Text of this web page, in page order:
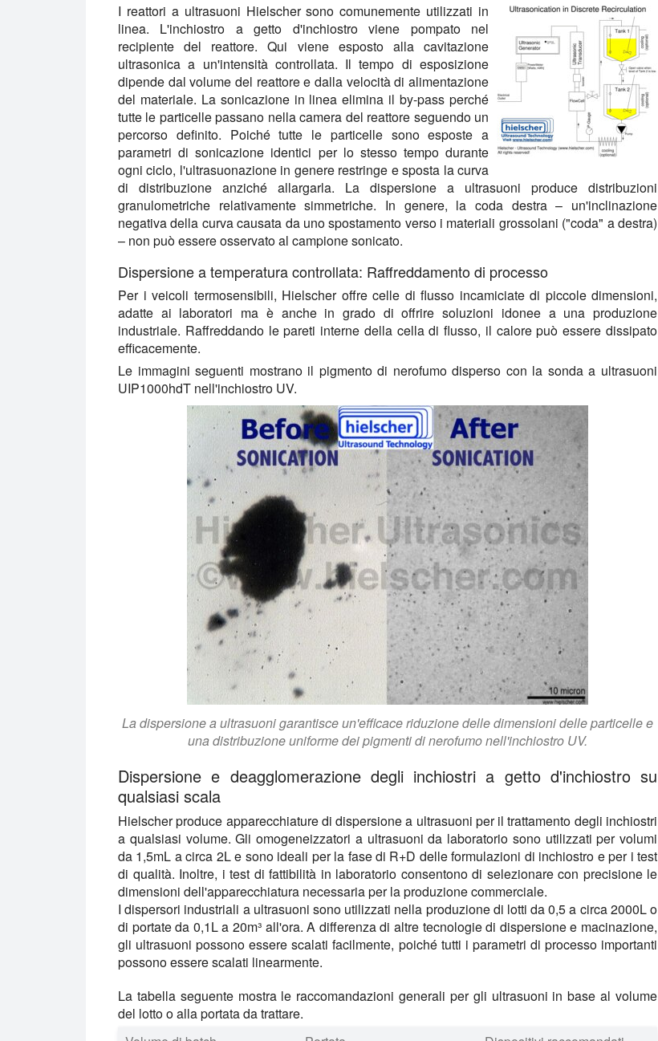
I reattori a ultrasuoni Hielscher sono comunemente utilizzati in
linea. L'inchiostro a getto d'inchiostro viene pompato nel
recipiente del reattore. Qui viene esposto alla cavitazione
ultrasonica a un'intensità controllata. Il tempo di esposizione
dipende dal volume del reattore e dalla velocità di alimentazione
del materiale. La sonicazione in linea elimina il by-pass perché
tutte le particelle passano nella camera del reattore seguendo un
percorso definito. Poiché tutte le particelle sono esposte a
parametri di sonicazione identici per lo stesso tempo durante
ogni ciclo, l'ultrasuonazione in genere restringe e sposta la curva
di distribuzione anziché allargarla. La dispersione a ultrasuoni produce distribuzioni
granulometriche relativamente simmetriche. In genere, la coda destra – un'inclinazione
negativa della curva causata da uno spostamento verso i materiali grossolani ("coda" a destra)
– non può essere osservato al campione sonicato.
Dispersione a temperatura controllata: Raffreddamento di processo
Per i veicoli termosensibili, Hielscher offre celle di flusso incamiciate di piccole dimensioni,
adatte ai laboratori ma è anche in grado di offrire soluzioni idonee a una produzione
industriale. Raffreddando le pareti interne della cella di flusso, il calore può essere dissipato
efficacemente.
Le immagini seguenti mostrano il pigmento di nerofumo disperso con la sonda a ultrasuoni
UIP1000hdT nell'inchiostro UV.
La dispersione a ultrasuoni garantisce un'efficace riduzione delle dimensioni delle particelle e
una distribuzione uniforme dei pigmenti di nerofumo nell'inchiostro UV.
Dispersione e deagglomerazione degli inchiostri a getto d'inchiostro su
qualsiasi scala
Hielscher produce apparecchiature di dispersione a ultrasuoni per il trattamento degli inchiostri
a qualsiasi volume. Gli omogeneizzatori a ultrasuoni da laboratorio sono utilizzati per volumi
da 1,5mL a circa 2L e sono ideali per la fase di R+D delle formulazioni di inchiostro e per i test
di qualità. Inoltre, i test di fattibilità in laboratorio consentono di selezionare con precisione le
dimensioni dell'apparecchiatura necessaria per la produzione commerciale.
I dispersori industriali a ultrasuoni sono utilizzati nella produzione di lotti da 0,5 a circa 2000L o
di portate da 0,1L a 20m³ all'ora. A differenza di altre tecnologie di dispersione e macinazione,
gli ultrasuoni possono essere scalati facilmente, poiché tutti i parametri di processo importanti
possono essere scalati linearmente.
La tabella seguente mostra le raccomandazioni generali per gli ultrasuoni in base al volume
del lotto o alla portata da trattare.